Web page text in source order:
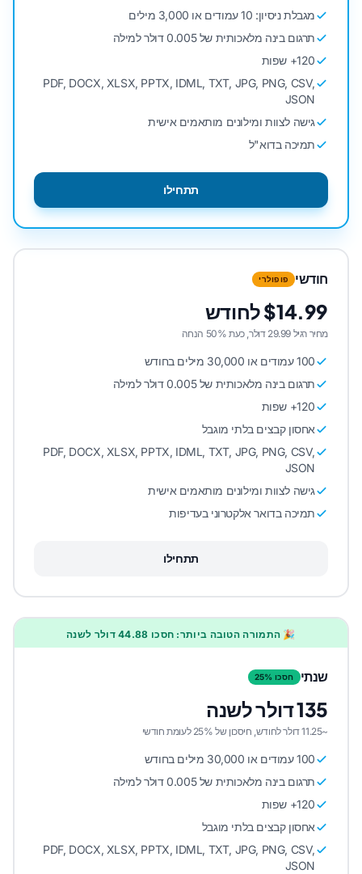
מגבלת ניסיון: 10 עמודים או 3,000 מילים
תרגום בינה מלאכותית של 0.005 דולר למילה
120+ שפות
PDF, DOCX, XLSX, PPTX, IDML, TXT, JPG, PNG, CSV,
JSON
גישה לצוות ומילונים מותאמים אישית
תמיכה בדוא"ל
תתחילו
חודשי פופולרי
$14.99 לחודש
מחיר רגיל 29.99 דולר, כעת 50% הנחה
100 עמודים או 30,000 מילים בחודש
תרגום בינה מלאכותית של 0.005 דולר למילה
120+ שפות
אחסון קבצים בלתי מוגבל
PDF, DOCX, XLSX, PPTX, IDML, TXT, JPG, PNG, CSV,
JSON
גישה לצוות ומילונים מותאמים אישית
תמיכה בדואר אלקטרוני בעדיפות
תתחילו
🎉 התמורה הטובה ביותר: חסכו 44.88 דולר לשנה
שנתי חסכו 25%
135 דולר לשנה
~11.25 דולר לחודש, חיסכון של 25% לעומת חודשי
100 עמודים או 30,000 מילים בחודש
תרגום בינה מלאכותית של 0.005 דולר למילה
120+ שפות
אחסון קבצים בלתי מוגבל
PDF, DOCX, XLSX, PPTX, IDML, TXT, JPG, PNG, CSV,
JSON